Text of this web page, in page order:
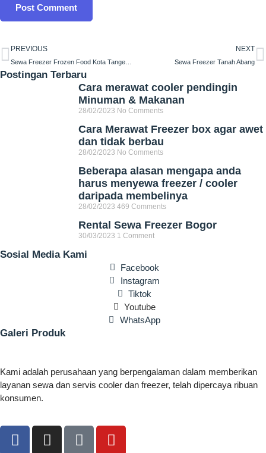
PREVIOUS NEXT
Sewa Freezer Tanah Abang
Postingan Terbaru
Cara merawat cooler pendingin
Minuman & Makanan
28/02/2023 No Comments
Cara Merawat Freezer box agar awet
dan tidak berbau
28/02/2023 No Comments
Beberapa alasan mengapa anda
harus menyewa freezer / cooler
daripada membelinya
28/02/2023 469 Comments
Rental Sewa Freezer Bogor
30/03/2023 1 Comment
Sosial Media Kami
Facebook
Instagram
Tiktok
Youtube
WhatsApp
Galeri Produk
Kami adalah perusahaan yang berpengalaman dalam memberikan
layanan sewa dan servis cooler dan freezer, telah dipercaya ribuan
konsumen.